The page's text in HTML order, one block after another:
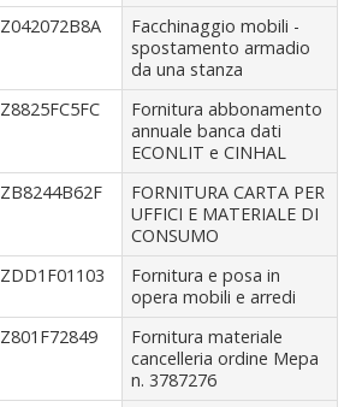
Z042072B8A
Facchinaggio mobili -
spostamento armadio
da una stanza
Z8825FC5FC
Fornitura abbonamento
annuale banca dati
ECONLIT e CINHAL
ZB8244B62F
FORNITURA CARTA PER
UFFICI E MATERIALE DI
CONSUMO
ZDD1F01103
Fornitura e posa in
opera mobili e arredi
Z801F72849
Fornitura materiale
cancelleria ordine Mepa
n. 3787276